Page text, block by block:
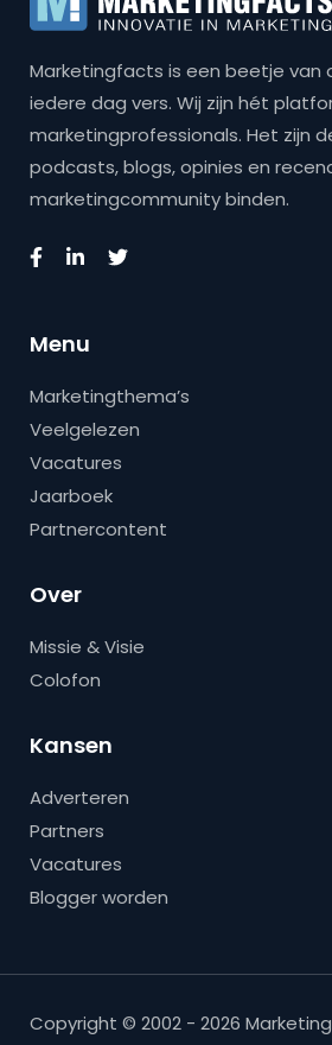
Marketingfacts is een beetje van
iedere dag vers. Wij zijn hét
marketingprofessionals. Het zijn
podcasts, blogs, opinies en
marketingcommunity binden.
Menu
Marketingthema’s
Veelgelezen
Vacatures
Jaarboek
Partnercontent
Over
Missie & Visie
Colofon
Kansen
Adverteren
Partners
Vacatures
Blogger worden
Copyright © 2002 - 2026